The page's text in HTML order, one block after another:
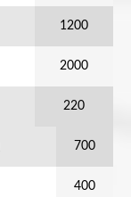
1200
2000
220
700
400